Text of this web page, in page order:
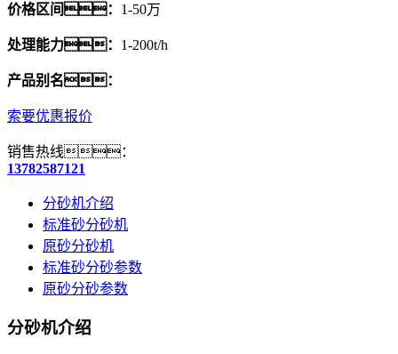
价格区间： 1-50万
处理能力： 1-200t/h
产品别名：
索要优惠报价
销售热线：
13782587121
分砂机介绍
标准砂分砂机
原砂分砂机
标准砂分砂参数
原砂分砂参数
分砂机介绍